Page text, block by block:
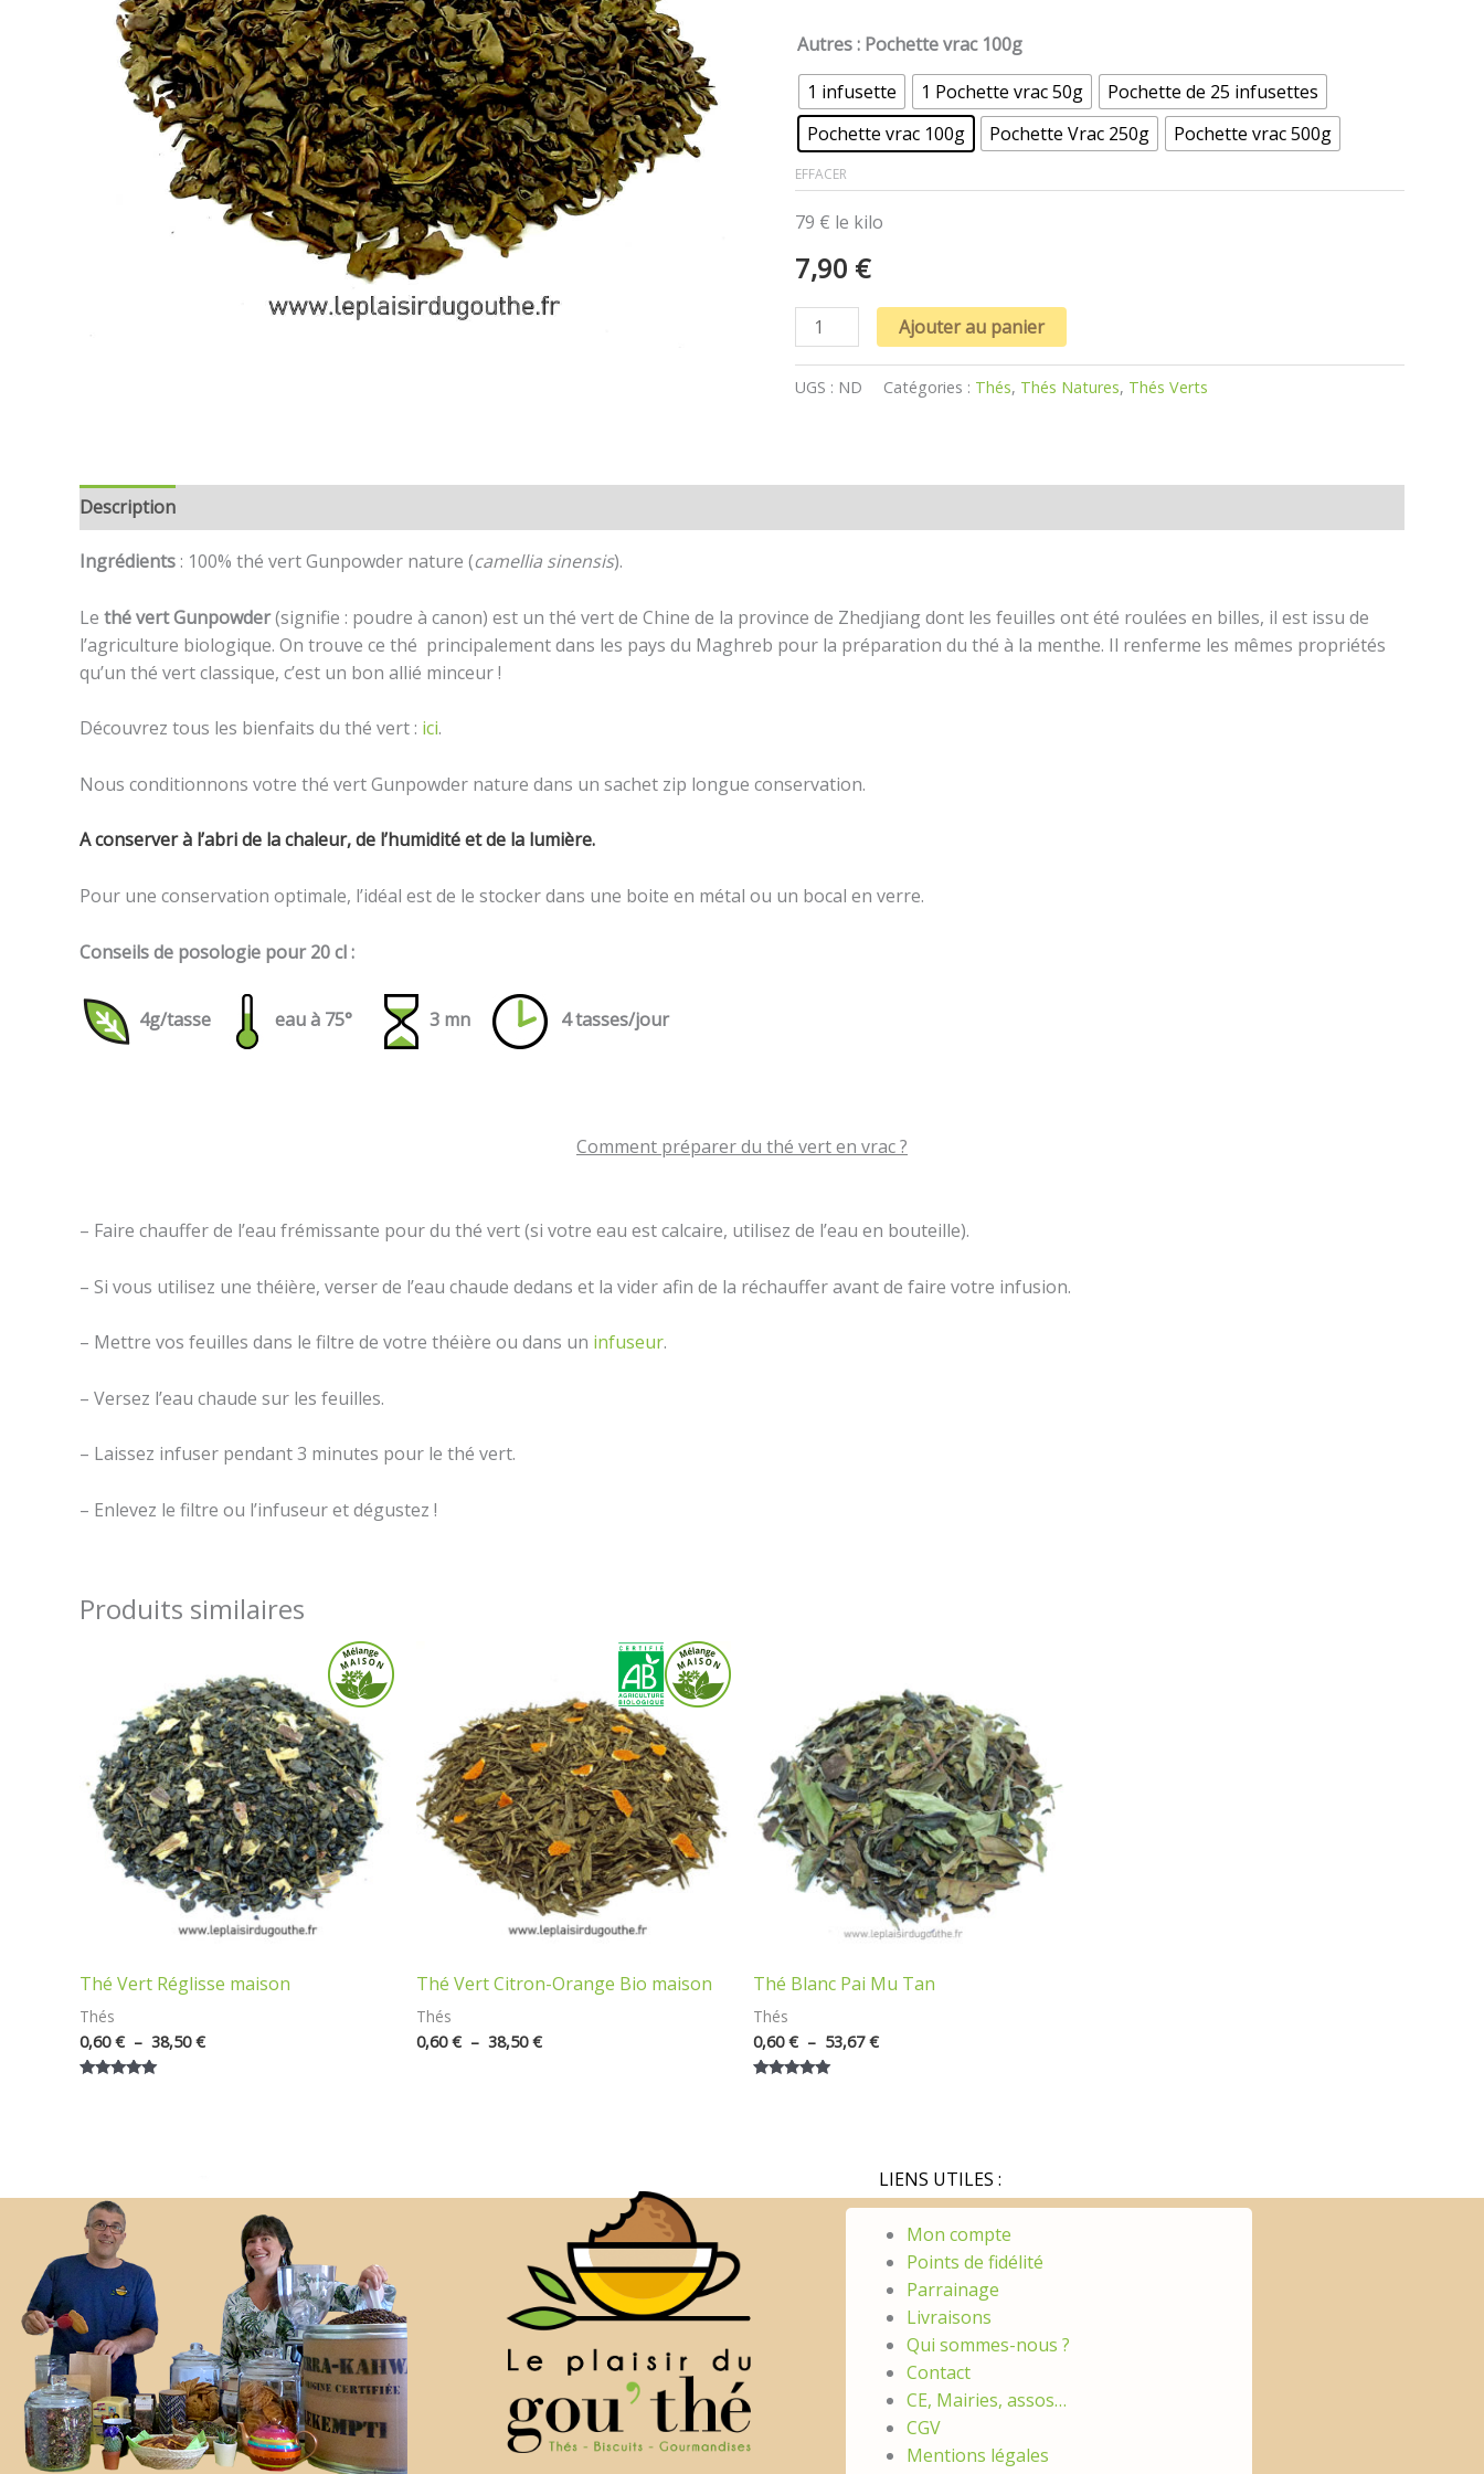
Autres: Pochette vrac 100g
1 infusette
1 Pochette vrac 50g
Pochette de 25 infusettes
Pochette vrac 100g
Pochette Vrac 250g Pochette vrac 500g
EFFACER
79 € le kilo
7,90 €
Ajouter au panier
UGS : ND Catégories : Thés, Thés Natures, Thés Verts
Description
Ingrédients : 100% thé vert Gunpowder nature (camellia sinensis).
Le thé vert Gunpowder(signifie : poudre à canon) est un thé vert de Chine de la province de Zhedjiang dont les feuilles ont été roulées en billes, il est issu de
l’agriculture biologique. On trouve ce thé principalement dans les pays du Maghreb pour la préparation du thé à la menthe. Il renferme les mêmes propriétés
qu’un thé vert classique, c’est un bon allié minceur !
Découvrez tous les bienfaits du thé vert : ici.
Nous conditionnons votre thé vert Gunpowder nature dans un sachet zip longue conservation.
A conserver à l’abri de la chaleur, de l’humidité et de la lumière.
Pour une conservation optimale, l’idéal est de le stocker dans une boite en métal ou un bocal en verre.
Conseils de posologie pour 20 cl :
4g/tasse eau à 75° 3 mn 4 tasses/jour
Comment préparer du thé vert en vrac ?
– Faire chauffer de l’eau frémissante pour du thé vert (si votre eau est calcaire, utilisez de l’eau en bouteille).
– Si vous utilisez une théière, verser de l’eau chaude dedans et la vider afin de la réchauffer avant de faire votre infusion.
– Mettre vos feuilles dans le filtre de votre théière ou dans un infuseur.
– Versez l’eau chaude sur les feuilles.
– Laissez infuser pendant 3 minutes pour le thé vert.
– Enlevez le filtre ou l’infuseur et dégustez !
Produits similaires
Thé Vert Réglisse maison
Thés
0,60€ – 38,50€
prix :
0,60 €
à
38,50 €
Thé Vert Citron-Orange Bio maison
Thés
0,60€ – 38,50€
0,60 €
à
38,50 €
Thé Blanc Pai Mu Tan
Thés
0,60€ – 53,67€
prix :
0,60 €
à
53,67 €
LIENS UTILES :
Mon compte
Points de fidélité
Parrainage
Livraisons
Qui sommes-nous ?
Contact
CE, Mairies, assos…
CGV
Mentions légales